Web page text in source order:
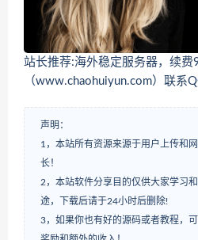
站长推荐:海外稳定服务器，续费
（www.chaohuiyun.com）联系
声明：
1，本站所有资源来源于用户上传和
长！
2，本站软件分享目的仅供大家学习
途，下载后请于24小时后删除!
3，如果你也有好的源码或者教程，